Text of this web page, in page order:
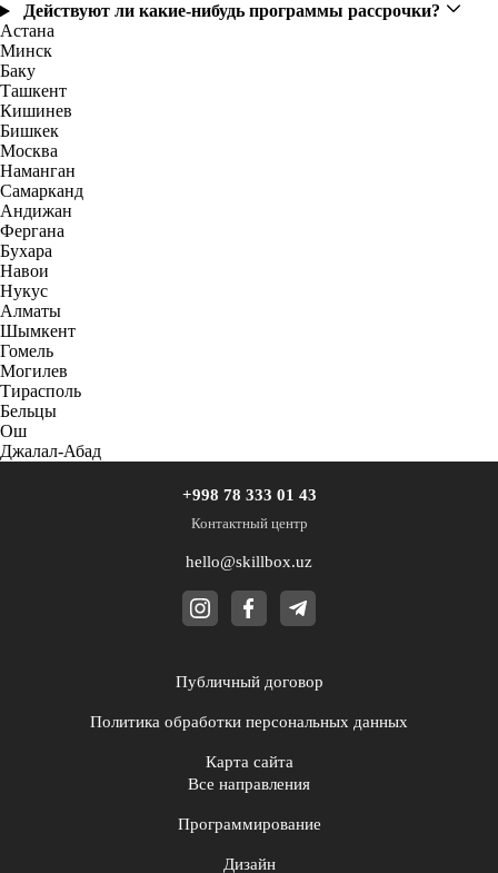
Действуют ли какие-нибудь программы рассрочки?
Астана
Минск
Баку
Ташкент
Кишинев
Бишкек
Москва
Наманган
Самарканд
Андижан
Фергана
Бухара
Навои
Нукус
Алматы
Шымкент
Гомель
Могилев
Тирасполь
Бельцы
Ош
Джалал-Абад
+998 78 333 01 43
Контактный центр
hello@skillbox.uz
Публичный договор
Политика обработки персональных данных
Карта сайта
Все направления
Программирование
Дизайн